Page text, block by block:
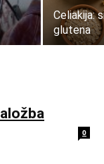
Celiakija:
glutena
0